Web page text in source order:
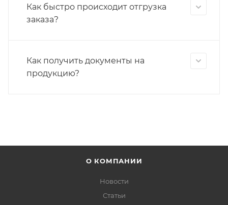
Как быстро происходит отгрузка
заказа?
Как получить документы на
продукцию?
О КОМПАНИИ
Новости
Статьи